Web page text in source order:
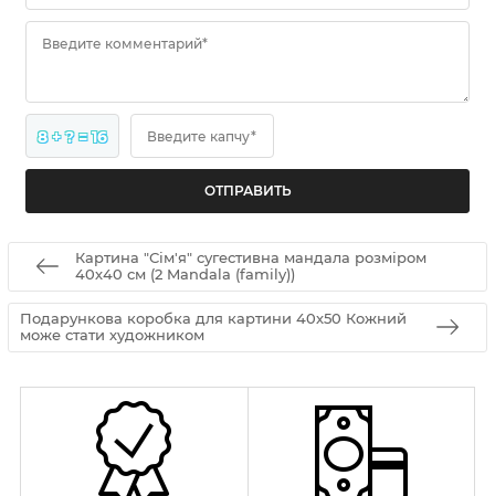
Введите комментарий*
8 + ? = 16 Введите капчу*
Картина "Сім'я" сугестивна мандала розміром
40х40 см (2 Mandala (family))
Подарункова коробка для картини 40х50 Кожний
може стати художником